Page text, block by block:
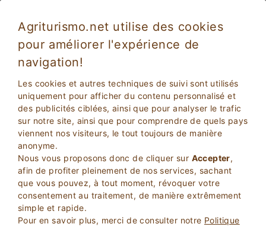
Agriturismo.net utilise des cookies
pour améliorer l'expérience de
navigation!
Les cookies et autres techniques de suivi sont utilisés
uniquement pour afficher du contenu personnalisé et
des publicités ciblées, ainsi que pour analyser le trafic
sur notre site, ainsi que pour comprendre de quels pays
viennent nos visiteurs, le tout toujours de manière
anonyme.
Nous vous proposons donc de cliquer sur Accepter,
afin de profiter pleinement de nos services, sachant
que vous pouvez, à tout moment, révoquer votre
consentement au traitement, de manière extrêmement
simple et rapide.
Pour en savoir plus, merci de consulter notre Politique
2 Adultes
0 Enfants RECHERCHEZ